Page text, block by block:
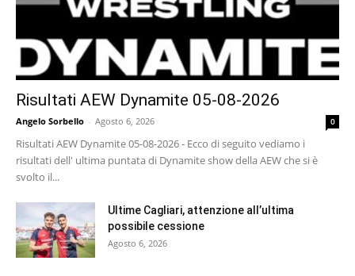
Risultati AEW Dynamite 05-08-2026
Angelo Sorbello - Agosto 6, 2026 0
Risultati AEW Dynamite 05-08-2026 - Ecco di seguito vediamo i
risultati dell' ultima puntata di Dynamite show della AEW che si è
svolto il...
Ultime Cagliari, attenzione all’ultima
possibile cessione
Agosto 6, 2026